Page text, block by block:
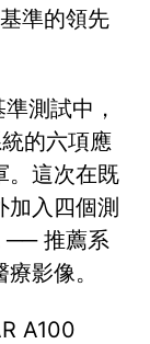
準的領先
測試中，
的六項應
。這次在既
入四個測
── 推薦系
影像。
A100